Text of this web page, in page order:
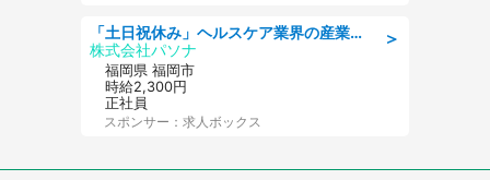
＞
「土日祝休み」ヘルスケア業界の産業保健師/高時給/未経験OK/要資格:保健師、正看護師
株式会社パソナ
福岡県 福岡市
時給2,300円
正社員
スポンサー：求人ボックス